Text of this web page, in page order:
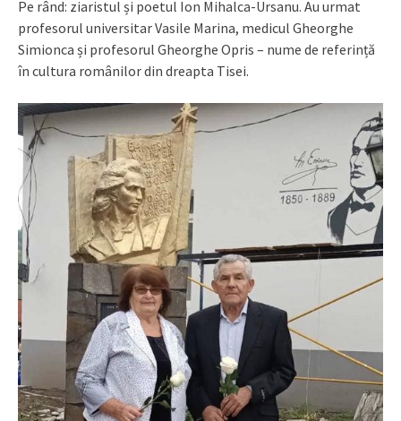
Pe rând: ziaristul și poetul Ion Mihalca-Ursanu. Au urmat
profesorul universitar Vasile Marina, medicul Gheorghe
Simionca și profesorul Gheorghe Opris – nume de referință
în cultura românilor din dreapta Tisei.